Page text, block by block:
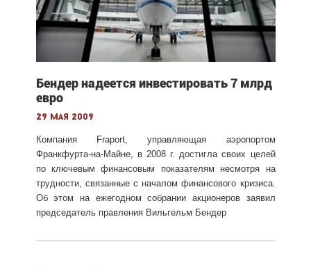
Бендер надеется инвестировать 7 млрд
евро
29 мая 2009
Компания Fraport, управляющая аэропортом
Франкфурта-на-Майне, в 2008 г. достигла своих целей
по ключевым финансовым показателям несмотря на
трудности, связанные с началом финансового кризиса.
Об этом на ежегодном собрании акционеров заявил
председатель правления Вильгельм Бендер